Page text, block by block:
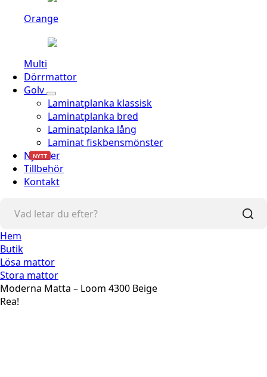
Orange
Multi
Dörrmattor
Golv
Laminatplanka klassisk
Laminatplanka bred
Laminatplanka lång
Laminat fiskbensmönster
Nyheter
NYTT
Tillbehör
Kontakt
Hem
Butik
Lösa mattor
Stora mattor
Moderna Matta – Loom 4300 Beige
Rea!